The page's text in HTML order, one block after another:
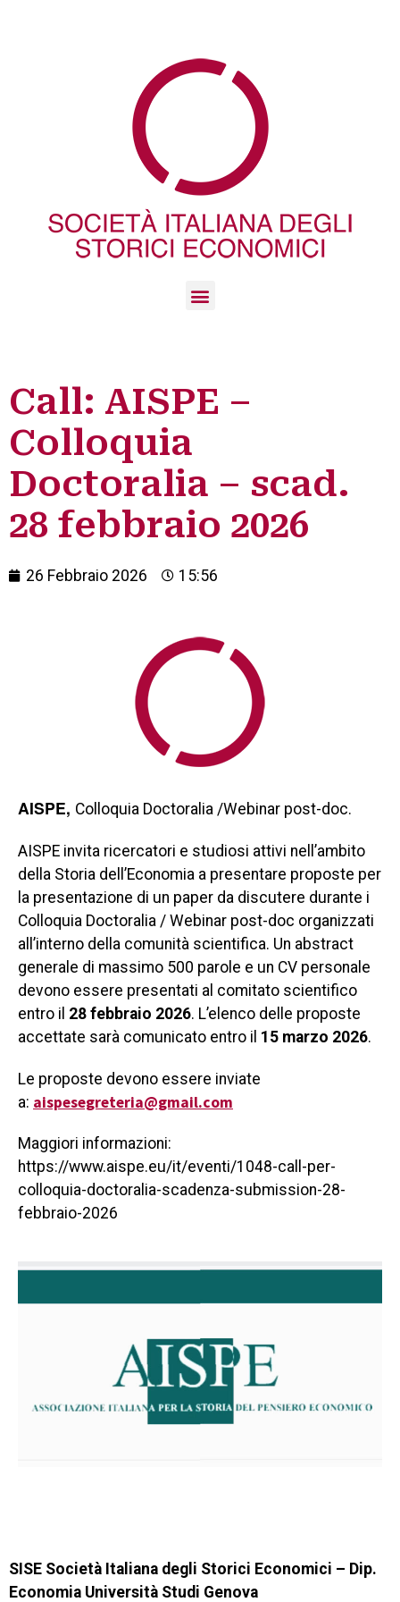
Call: AISPE –
Colloquia
Doctoralia – scad.
28 febbraio 2026
26 Febbraio 2026 15:56
AISPE, Colloquia Doctoralia /Webinar post-doc.
AISPE invita ricercatori e studiosi attivi nell’ambito
della Storia dell’Economia a presentare proposte per
la presentazione di un paper da discutere durante i
Colloquia Doctoralia / Webinar post-doc organizzati
all’interno della comunità scientifica. Un abstract
generale di massimo 500 parole e un CV personale
devono essere presentati al comitato scientifico
entro il 28 febbraio 2026. L’elenco delle proposte
accettate sarà comunicato entro il 15 marzo 2026.
Le proposte devono essere inviate
a: aispesegreteria@gmail.com
Maggiori informazioni:
https://www.aispe.eu/it/eventi/1048-call-per-
colloquia-doctoralia-scadenza-submission-28-
febbraio-2026
SISE Società Italiana degli Storici Economici – Dip.
Economia Università Studi Genova